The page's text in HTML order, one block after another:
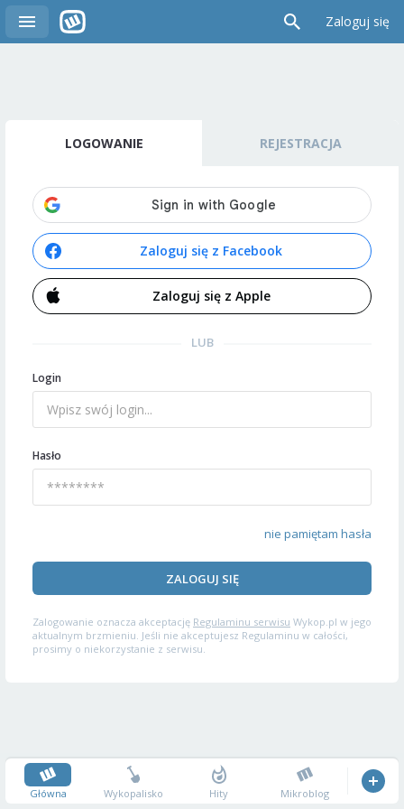
Zaloguj się
LOGOWANIE REJESTRACJA
Zaloguj się z Facebook
Zaloguj się z Apple
LUB
Login
Hasło
nie pamiętam hasła
ZALOGUJ SIĘ
Zalogowanie oznacza akceptację Regulaminu serwisu Wykop.pl w jego
aktualnym brzmieniu. Jeśli nie akceptujesz Regulaminu w całości,
prosimy o niekorzystanie z serwisu.
Główna Wykopalisko Hity Mikroblog